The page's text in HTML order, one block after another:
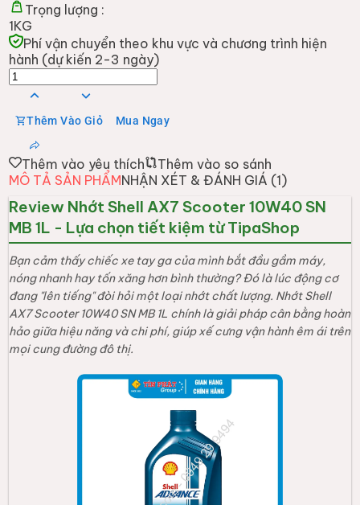
Trọng lượng :
1KG
Phí vận chuyển theo khu vực và chương trình hiện
hành (dự kiến 2-3 ngày)
Thêm Vào Giỏ Mua Ngay
Thêm vào yêu thích
Thêm vào so sánh
MÔ TẢ SẢN PHẨMNHẬN XÉT & ĐÁNH GIÁ (1)
Review Nhớt Shell AX7 Scooter 10W40 SN
MB 1L - Lựa chọn tiết kiệm từ TipaShop
Bạn cảm thấy chiếc xe tay ga của mình bắt đầu gầm máy,
nóng nhanh hay tốn xăng hơn bình thường? Đó là lúc động cơ
đang "lên tiếng" đòi hỏi một loại nhớt chất lượng. Nhớt Shell
AX7 Scooter 10W40 SN MB 1L chính là giải pháp cân bằng hoàn
hảo giữa hiệu năng và chi phí, giúp xế cưng vận hành êm ái trên
mọi cung đường đô thị.